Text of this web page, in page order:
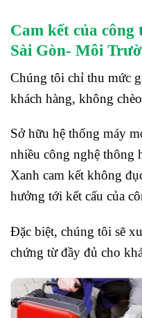
Cam kết của công
Sài Gòn- Môi
Chúng tôi chỉ thu mức
khách hàng, không
Sở hữu hệ thống máy
nhiều công nghệ thông
Xanh cam kết không
hưởng tới kết cấu của
Đặc biệt, chúng tôi sẽ
chứng từ đầy đủ cho